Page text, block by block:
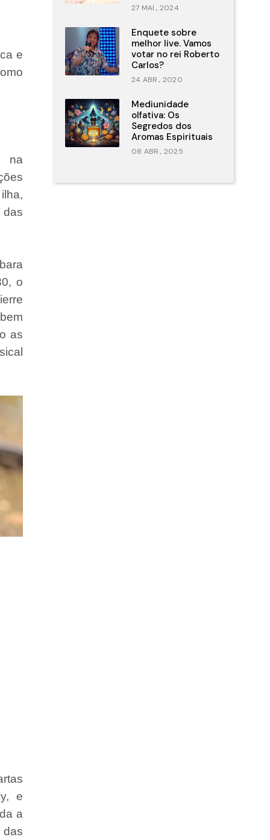
e
na
das
o
as
e
a
das
27 MAI., 2024
Enquete sobre
melhor live. Vamos
votar no rei Roberto
Carlos?
24 ABR., 2020
Mediunidade
olfativa: Os
Segredos dos
Aromas Espirituais
08 ABR., 2025